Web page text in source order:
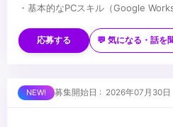
・基本的なPCスキル（Google
・企業のSNSアカウントの企画・運
・Google Analyticsなどを用いた数
■求める人物像
応募する 💬 気になる・話を
募集開始日 : 2026年07月30日